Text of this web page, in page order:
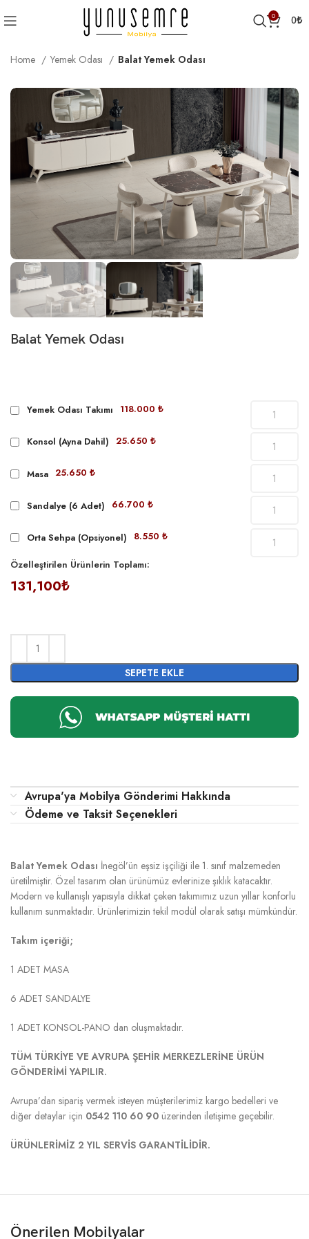
0 0₺
Home Yemek Odası Balat Yemek Odası
Balat Yemek Odası
Yemek Odası Takımı 118.000 ₺
Konsol (Ayna Dahil) 25.650 ₺
Masa 25.650 ₺
Sandalye (6 Adet) 66.700 ₺
Orta Sehpa (Opsiyonel) 8.550 ₺
Özelleştirilen Ürünlerin Toplamı:
131,100₺
SEPETE EKLE
Avrupa'ya Mobilya Gönderimi Hakkında
Ödeme ve Taksit Seçenekleri
Balat Yemek Odası İnegöl’ün eşsiz işçiliği ile 1. sınıf malzemeden
üretilmiştir. Özel tasarım olan ürünümüz evlerinize şıklık katacaktır.
Modern ve kullanışlı yapısıyla dikkat çeken takımımız uzun yıllar konforlu
kullanım sunmaktadır. Ürünlerimizin tekil modül olarak satışı mümkündür.
Takım içeriği;
1 ADET MASA
6 ADET SANDALYE
1 ADET KONSOL-PANO dan oluşmaktadır.
TÜM TÜRKİYE VE AVRUPA ŞEHİR MERKEZLERİNE ÜRÜN
GÖNDERİMİ YAPILIR.
Avrupa’dan sipariş vermek isteyen müşterilerimiz kargo bedelleri ve
diğer detaylar için 0542 110 60 90 üzerinden iletişime geçebilir.
ÜRÜNLERİMİZ 2 YIL SERVİS GARANTİLİDİR.
Önerilen Mobilyalar